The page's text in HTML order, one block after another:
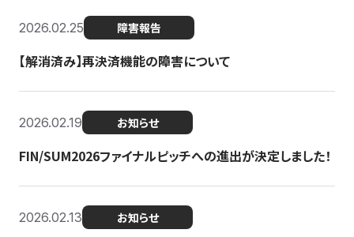
2026.02.25 障害報告
【解消済み】再決済機能の障害について
2026.02.19 お知らせ
FIN/SUM2026ファイナルピッチへの進出が決定しました！
2026.02.13 お知らせ